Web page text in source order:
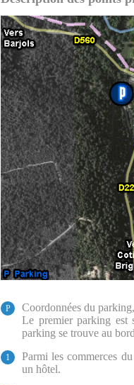
P
Coordonnées du
Le premier parking est
parking se trouve au
1
Parmi les commerces
un hôtel.